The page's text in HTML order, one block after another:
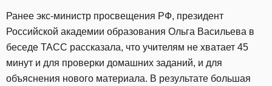
Ранее экс-министр просвещения РФ, президент
Российской академии образования Ольга Васильева в
беседе ТАСС рассказала, что учителям не хватает 45
минут и для проверки домашних заданий, и для
объяснения нового материала. В результате большая